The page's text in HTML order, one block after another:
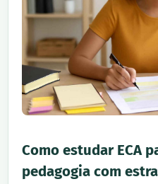
Como estudar ECA
pedagogia com